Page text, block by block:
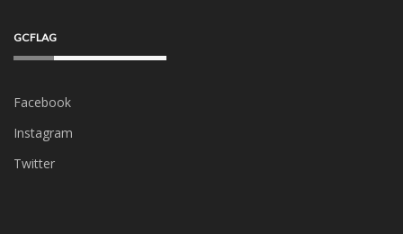
GCFLAG
Facebook
Instagram
Twitter